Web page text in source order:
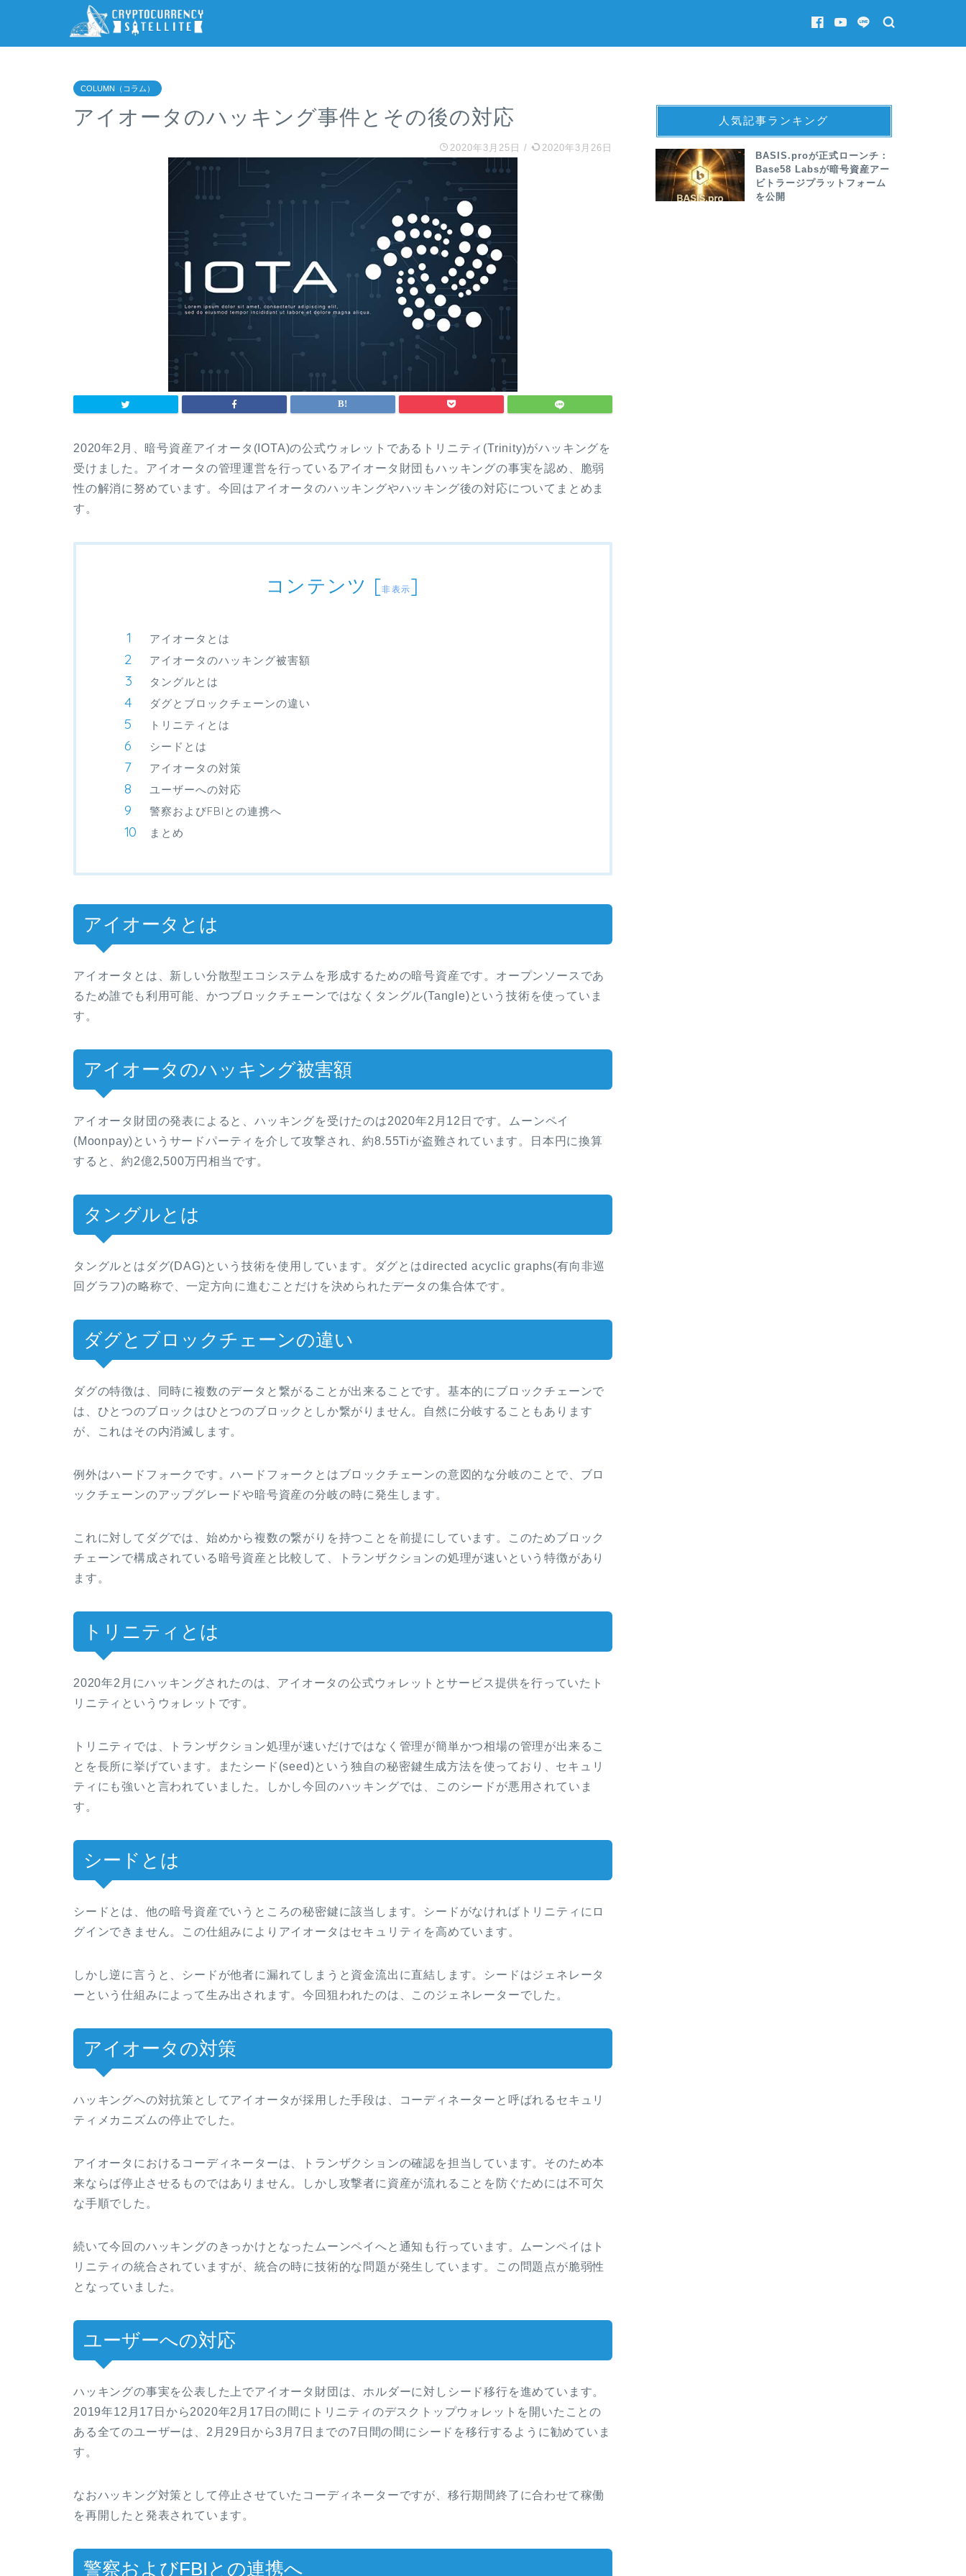
COLUMN（コラム）
アイオータのハッキング事件とその後の対応
2020年3月25日 / 2020年3月26日
2020年2月、暗号資産アイオータ(IOTA)の公式ウォレットであるトリニティ(Trinity)がハッキングを
受けました。アイオータの管理運営を行っているアイオータ財団もハッキングの事実を認め、脆弱
性の解消に努めています。今回はアイオータのハッキングやハッキング後の対応についてまとめま
す。
コンテンツ [非表示]
アイオータとは
アイオータのハッキング被害額
タングルとは
ダグとブロックチェーンの違い
トリニティとは
シードとは
アイオータの対策
ユーザーへの対応
警察およびFBIとの連携へ
まとめ
アイオータとは
アイオータとは、新しい分散型エコシステムを形成するための暗号資産です。オープンソースであ
るため誰でも利用可能、かつブロックチェーンではなくタングル(Tangle)という技術を使っていま
す。
アイオータのハッキング被害額
アイオータ財団の発表によると、ハッキングを受けたのは2020年2月12日です。ムーンペイ
(Moonpay)というサードパーティを介して攻撃され、約8.55Tiが盗難されています。日本円に換算
すると、約2億2,500万円相当です。
タングルとは
タングルとはダグ(DAG)という技術を使用しています。ダグとはdirected acyclic graphs(有向非巡
回グラフ)の略称で、一定方向に進むことだけを決められたデータの集合体です。
ダグとブロックチェーンの違い
ダグの特徴は、同時に複数のデータと繋がることが出来ることです。基本的にブロックチェーンで
は、ひとつのブロックはひとつのブロックとしか繋がりません。自然に分岐することもあります
が、これはその内消滅します。
例外はハードフォークです。ハードフォークとはブロックチェーンの意図的な分岐のことで、ブロ
ックチェーンのアップグレードや暗号資産の分岐の時に発生します。
これに対してダグでは、始めから複数の繋がりを持つことを前提にしています。このためブロック
チェーンで構成されている暗号資産と比較して、トランザクションの処理が速いという特徴があり
ます。
トリニティとは
2020年2月にハッキングされたのは、アイオータの公式ウォレットとサービス提供を行っていたト
リニティというウォレットです。
トリニティでは、トランザクション処理が速いだけではなく管理が簡単かつ相場の管理が出来るこ
とを長所に挙げています。またシード(seed)という独自の秘密鍵生成方法を使っており、セキュリ
ティにも強いと言われていました。しかし今回のハッキングでは、このシードが悪用されていま
す。
シードとは
シードとは、他の暗号資産でいうところの秘密鍵に該当します。シードがなければトリニティにロ
グインできません。この仕組みによりアイオータはセキュリティを高めています。
しかし逆に言うと、シードが他者に漏れてしまうと資金流出に直結します。シードはジェネレータ
ーという仕組みによって生み出されます。今回狙われたのは、このジェネレーターでした。
アイオータの対策
ハッキングへの対抗策としてアイオータが採用した手段は、コーディネーターと呼ばれるセキュリ
ティメカニズムの停止でした。
アイオータにおけるコーディネーターは、トランザクションの確認を担当しています。そのため本
来ならば停止させるものではありません。しかし攻撃者に資産が流れることを防ぐためには不可欠
な手順でした。
続いて今回のハッキングのきっかけとなったムーンペイへと通知も行っています。ムーンペイはト
リニティの統合されていますが、統合の時に技術的な問題が発生しています。この問題点が脆弱性
となっていました。
ユーザーへの対応
ハッキングの事実を公表した上でアイオータ財団は、ホルダーに対しシード移行を進めています。
2019年12月17日から2020年2月17日の間にトリニティのデスクトップウォレットを開いたことの
ある全てのユーザーは、2月29日から3月7日までの7日間の間にシードを移行するように勧めていま
す。
なおハッキング対策として停止させていたコーディネーターですが、移行期間終了に合わせて稼働
を再開したと発表されています。
警察およびFBIとの連携へ
人気記事ランキング
BASIS.proが正式ローンチ：
Base58 Labsが暗号資産アー
ビトラージプラットフォーム
を公開